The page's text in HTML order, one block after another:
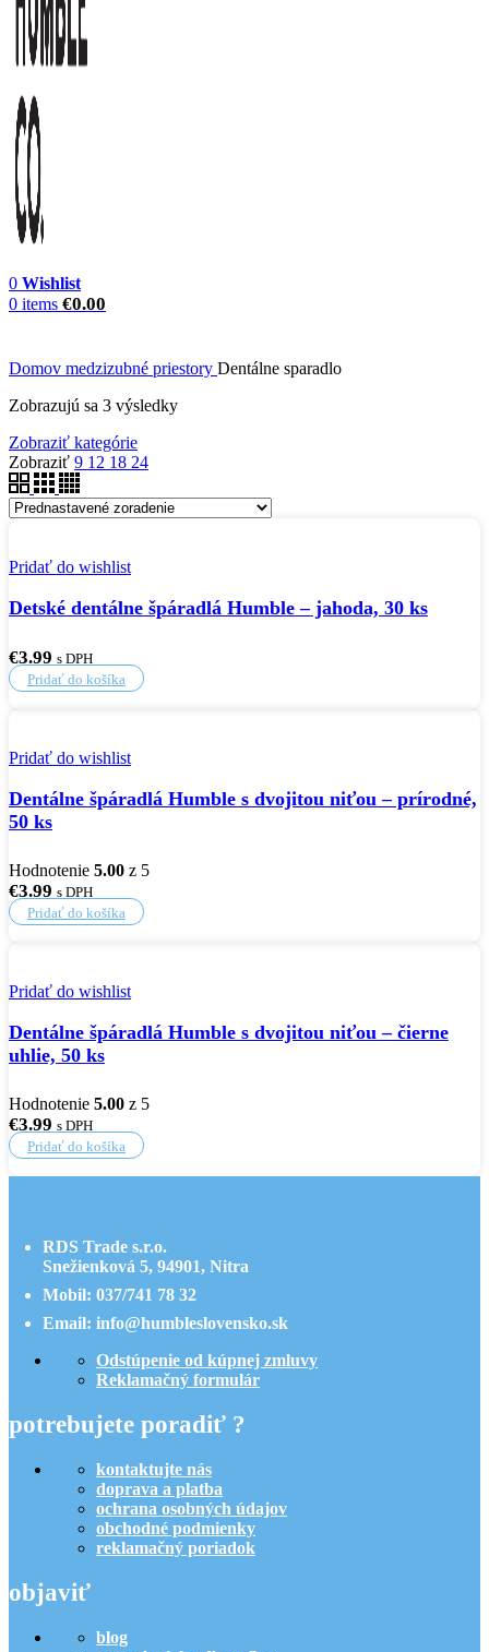
0 Wishlist
0 items €0.00
Domov medzizubné priestory Dentálne sparadlo
Zobrazujú sa 3 výsledky
Zobraziť kategórie
Zobraziť 9 12 18 24
Pridať do wishlist
Detské dentálne špáradlá Humble – jahoda, 30 ks
€3.99 s DPH
Pridať do košíka
Pridať do wishlist
Dentálne špáradlá Humble s dvojitou niťou – prírodné,
50 ks
Hodnotenie 5.00 z 5
€3.99 s DPH
Pridať do košíka
Pridať do wishlist
Dentálne špáradlá Humble s dvojitou niťou – čierne
uhlie, 50 ks
Hodnotenie 5.00 z 5
€3.99 s DPH
Pridať do košíka
RDS Trade s.r.o.
Snežienková 5, 94901, Nitra
Mobil: 037/741 78 32
Email: info@humbleslovensko.sk
Odstúpenie od kúpnej zmluvy
Reklamačný formulár
potrebujete poradiť ?
kontaktujte nás
doprava a platba
ochrana osobných údajov
obchodné podmienky
reklamačný poriadok
objaviť
blog